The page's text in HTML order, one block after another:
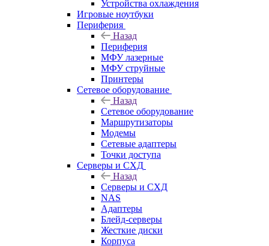
Устройства охлаждения
Игровые ноутбуки
Периферия
Назад
Периферия
МФУ лазерные
МФУ струйные
Принтеры
Сетевое оборудование
Назад
Сетевое оборудование
Маршрутизаторы
Модемы
Сетевые адаптеры
Точки доступа
Серверы и СХД
Назад
Серверы и СХД
NAS
Адаптеры
Блейд-серверы
Жесткие диски
Корпуса